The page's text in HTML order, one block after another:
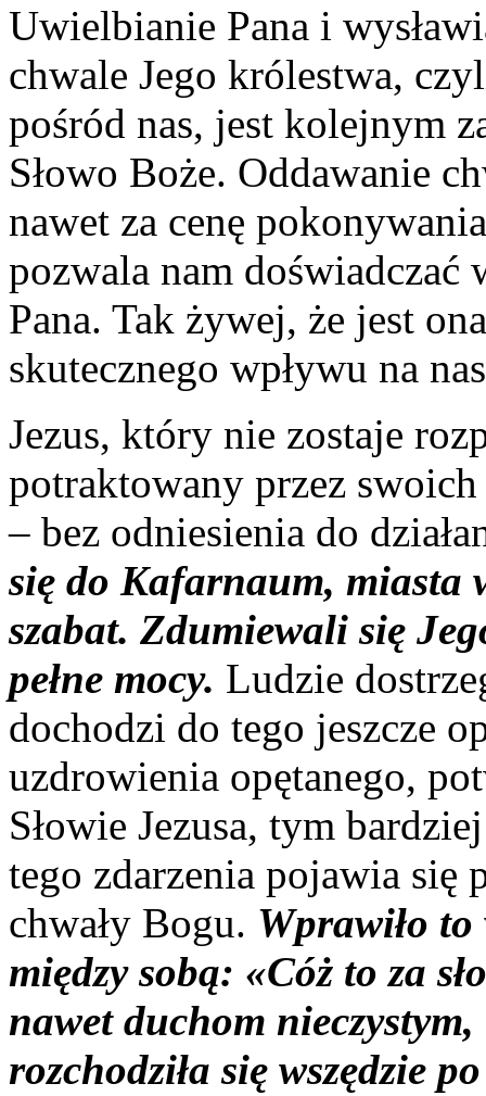
Uwielbianie Pana i
chwale Jego królestwa,
pośród nas, jest kolejnym
Słowo Boże. Oddawanie
nawet za cenę
pozwala nam
Pana. Tak żywej, że jest
skutecznego wpływu na
Jezus, który nie zostaje
potraktowany przez
– bez odniesienia do
się do Kafarnaum, miasta
szabat. Zdumiewali się
pełne mocy. Ludzie
dochodzi do tego jeszcze
uzdrowienia opętanego,
Słowie Jezusa, tym
tego zdarzenia pojawia się
chwały Bogu. Wprawiło
między sobą: «Cóż to za
nawet duchom
rozchodziła się wszędzie